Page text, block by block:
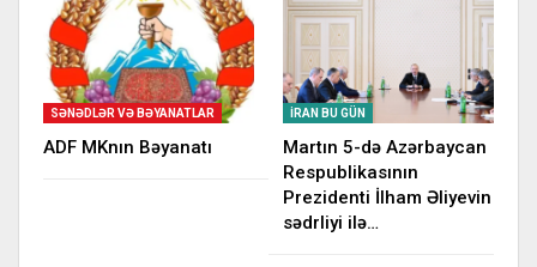
SƏNƏDLƏR VƏ BƏYANATLAR
ADF MKnın Bəyanatı
İRAN BU GÜN
Martın 5-də Azərbaycan
Respublikasının
Prezidenti İlham Əliyevin
sədrliyi ilə…